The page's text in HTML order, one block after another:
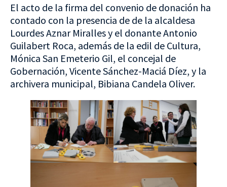
El acto de la firma del convenio de donación ha
contado con la presencia de de la alcaldesa
Lourdes Aznar Miralles y el donante Antonio
Guilabert Roca, además de la edil de Cultura,
Mónica San Emeterio Gil, el concejal de
Gobernación, Vicente Sánchez-Maciá Díez, y la
archivera municipal, Bibiana Candela Oliver.